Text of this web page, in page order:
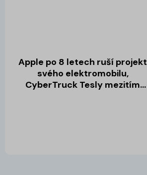
Apple po 8 letech ruší projekt
svého elektromobilu,
CyberTruck Tesly mezitím